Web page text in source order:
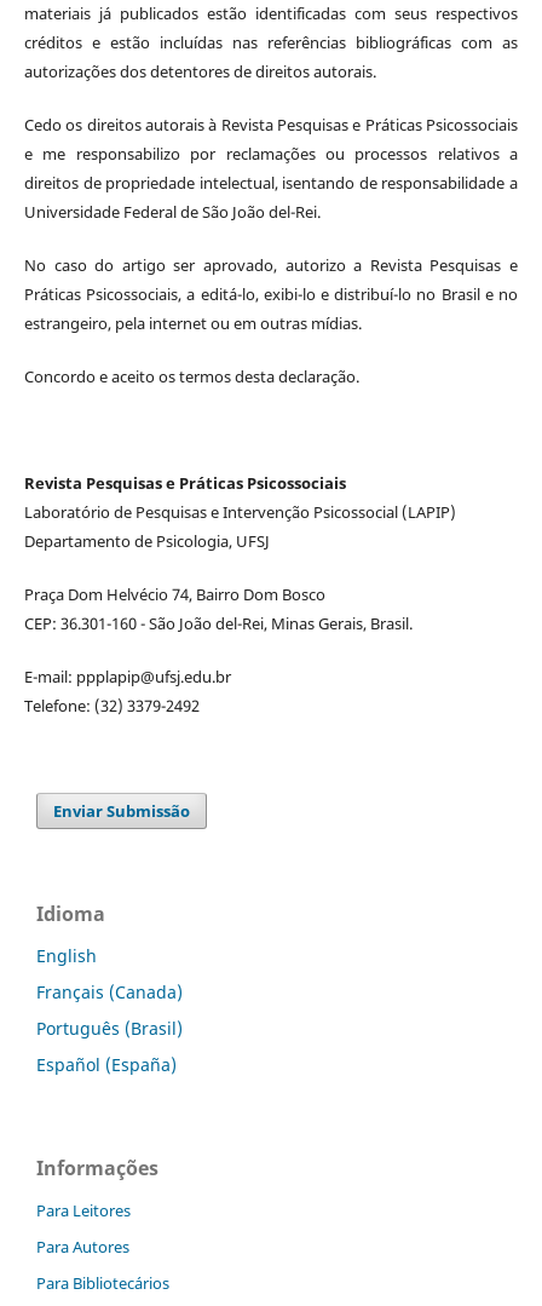
materiais já publicados estão identificadas com seus respectivos
créditos e estão incluídas nas referências bibliográficas com as
autorizações dos detentores de direitos autorais.
Cedo os direitos autorais à Revista Pesquisas e Práticas Psicossociais
e me responsabilizo por reclamações ou processos relativos a
direitos de propriedade intelectual, isentando de responsabilidade a
Universidade Federal de São João del-Rei.
No caso do artigo ser aprovado, autorizo a Revista Pesquisas e
Práticas Psicossociais, a editá-lo, exibi-lo e distribuí-lo no Brasil e no
estrangeiro, pela internet ou em outras mídias.
Concordo e aceito os termos desta declaração.
Revista Pesquisas e Práticas Psicossociais
Laboratório de Pesquisas e Intervenção Psicossocial (LAPIP)
Departamento de Psicologia, UFSJ
Praça Dom Helvécio 74, Bairro Dom Bosco
CEP: 36.301-160 - São João del-Rei, Minas Gerais, Brasil.
E-mail: ppplapip@ufsj.edu.br
Telefone: (32) 3379-2492
Enviar Submissão
Idioma
English
Français (Canada)
Português (Brasil)
Español (España)
Informações
Para Leitores
Para Autores
Para Bibliotecários